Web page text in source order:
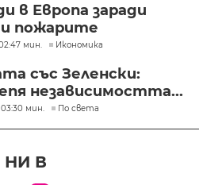
в Европа заради
пожарите
мин. Икономика
със Зеленски:
независимостта...
мин. По света
НИ В